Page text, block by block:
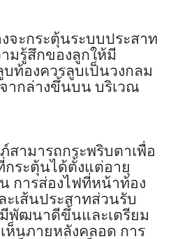
จะกระตุ้นระบบประสาท
มรู้สึกของลูกให้มี
ท้องควรลูบเป็นวงกลม
ากล่างขึ้นบน บริเวณ
สามารถกระพริบตาเพื่อ
ระตุ้นได้ตั้งแต่อายุ
การส่องไฟที่หน้าท้อง
ะเส้นประสาทส่วนรับ
พัฒนาดีขึ้นและเตรียม
ห็นภายหลังคลอด การ